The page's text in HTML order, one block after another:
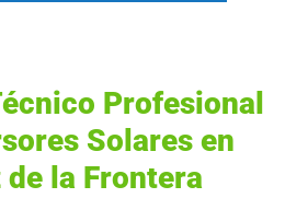
Profesional
Solares en
la Frontera